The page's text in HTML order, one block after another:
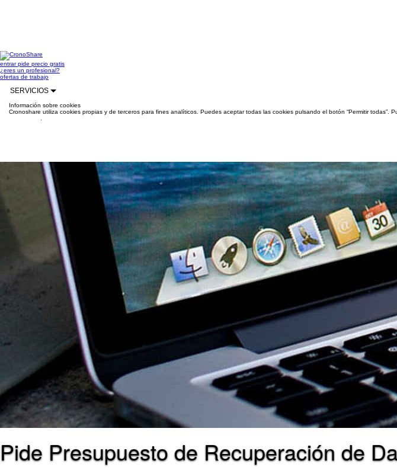
entrarpide precio gratis
¿eres un profesional?
ofertas de trabajo
SERVICIOS
Información sobre cookies
Cronoshare utiliza cookies propias y de terceros para fines analíticos. Puedes aceptar todas las cookies pulsando el botón “Permitir todas”.
Pide Presupuesto de Recuperación de